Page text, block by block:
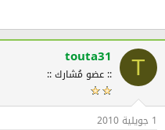
T
touta31
:: عضو مُشارك ::
1 جويلية 2010